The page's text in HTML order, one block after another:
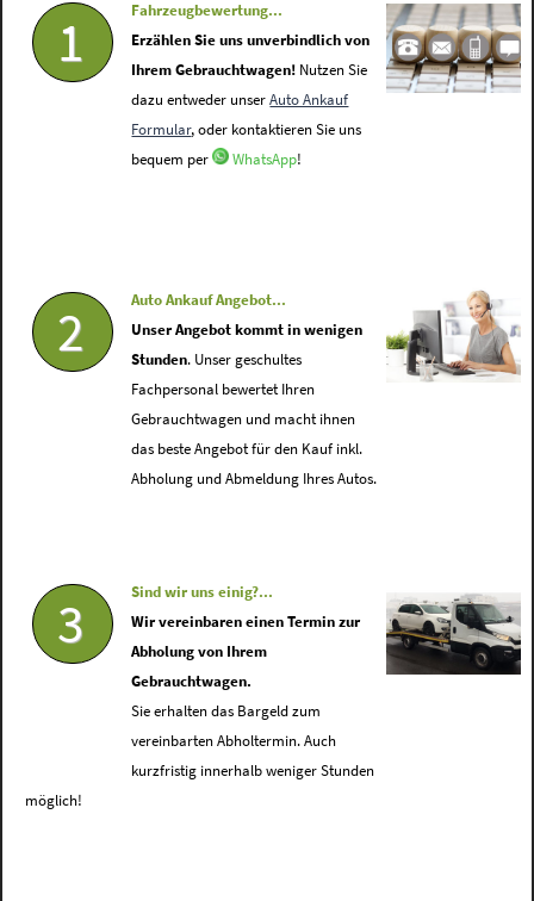
1
Fahrzeugbewertung...
Erzählen Sie uns unverbindlich von
Ihrem Gebrauchtwagen! Nutzen Sie
dazu entweder unserAuto Ankauf
Formular, oder kontaktieren Sie uns
bequem per
WhatsApp!
2
Auto Ankauf Angebot...
Unser Angebot kommt in wenigen
Stunden. Unser geschultes
Fachpersonal bewertet Ihren
Gebrauchtwagen und macht ihnen
das beste Angebot für den Kauf inkl.
Abholung und Abmeldung Ihres Autos.
3
Sind wir uns einig?...
Wir vereinbaren einen Termin zur
Abholung von Ihrem
Gebrauchtwagen.
Sie erhalten das Bargeld zum
vereinbarten Abholtermin. Auch
kurzfristig innerhalb weniger Stunden
möglich!